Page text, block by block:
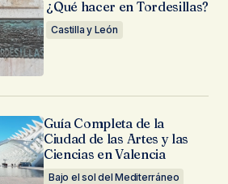
¿Qué hacer en Tordesillas?
Castilla y León
Guía Completa de la
Ciudad de las Artes y las
Ciencias en Valencia
Bajo el sol del Mediterráneo